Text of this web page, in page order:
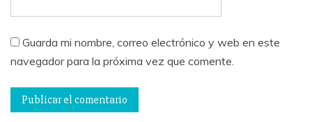
Guarda mi nombre, correo electrónico y web en este
navegador para la próxima vez que comente.